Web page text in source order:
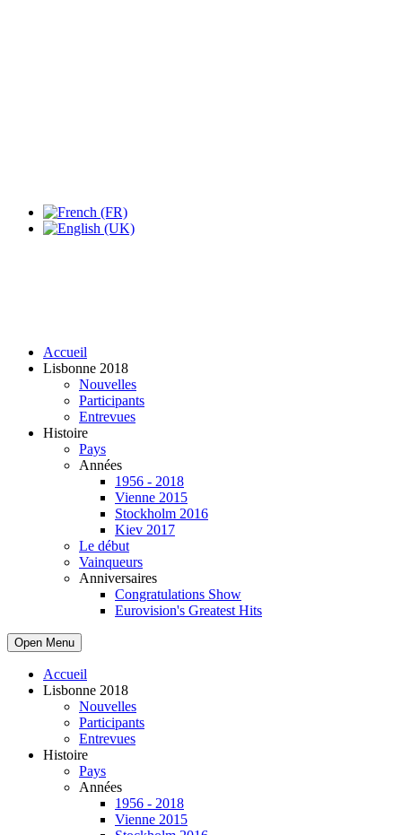
Accueil
Lisbonne 2018
Nouvelles
Participants
Entrevues
Histoire
Pays
Années
1956 - 2018
Vienne 2015
Stockholm 2016
Kiev 2017
Le début
Vainqueurs
Anniversaires
Congratulations Show
Eurovision's Greatest Hits
Open Menu
Accueil
Lisbonne 2018
Nouvelles
Participants
Entrevues
Histoire
Pays
Années
1956 - 2018
Vienne 2015